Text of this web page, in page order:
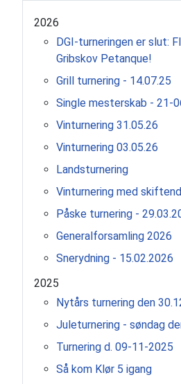
2026
DGI-turneringen er slut:
Gribskov Petanque!
Grill turnering - 14.07.25
Single mesterskab - 21-
Vinturnering 31.05.26
Vinturnering 03.05.26
Landsturnering
Vinturnering med
Påske turnering -
Generalforsamling 2026
Snerydning - 15.02.2026
2025
Nytårs turnering den
Juleturnering - søndag
Turnering d. 09-11-2025
Så kom Klør 5 igang